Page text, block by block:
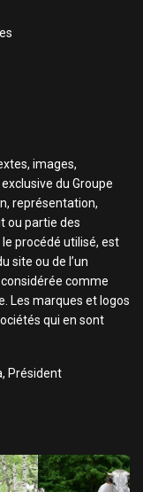
images,
du Groupe
représentation,
ou partie des
procédé utilisé, est
site ou de l’un
comme
Les marques et logos
qui en sont
Président